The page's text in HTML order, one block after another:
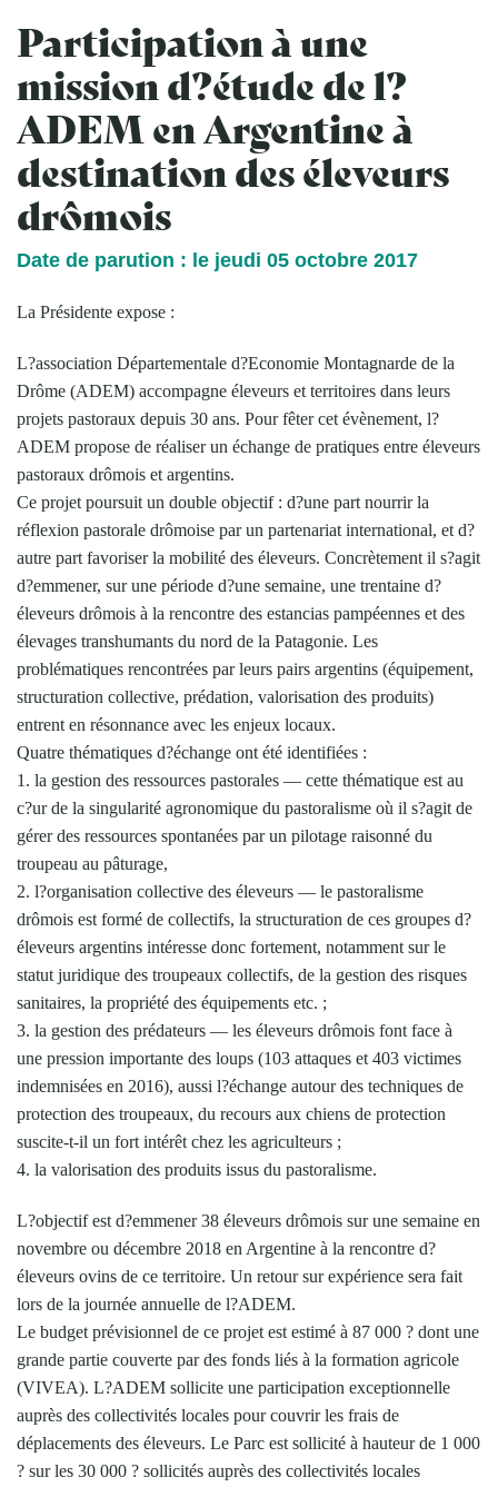
Participation à une
mission d?étude de l?
ADEM en Argentine à
destination des éleveurs
drômois
Date de parution : le jeudi 05 octobre 2017
La Présidente expose :
L?association Départementale d?Economie Montagnarde de la
Drôme (ADEM) accompagne éleveurs et territoires dans leurs
projets pastoraux depuis 30 ans. Pour fêter cet évènement, l?
ADEM propose de réaliser un échange de pratiques entre éleveurs
pastoraux drômois et argentins.
Ce projet poursuit un double objectif : d?une part nourrir la
réflexion pastorale drômoise par un partenariat international, et d?
autre part favoriser la mobilité des éleveurs. Concrètement il s?agit
d?emmener, sur une période d?une semaine, une trentaine d?
éleveurs drômois à la rencontre des estancias pampéennes et des
élevages transhumants du nord de la Patagonie. Les
problématiques rencontrées par leurs pairs argentins (équipement,
structuration collective, prédation, valorisation des produits)
entrent en résonnance avec les enjeux locaux.
Quatre thématiques d?échange ont été identifiées :
1. la gestion des ressources pastorales — cette thématique est au
c?ur de la singularité agronomique du pastoralisme où il s?agit de
gérer des ressources spontanées par un pilotage raisonné du
troupeau au pâturage,
2. l?organisation collective des éleveurs — le pastoralisme
drômois est formé de collectifs, la structuration de ces groupes d?
éleveurs argentins intéresse donc fortement, notamment sur le
statut juridique des troupeaux collectifs, de la gestion des risques
sanitaires, la propriété des équipements etc. ;
3. la gestion des prédateurs — les éleveurs drômois font face à
une pression importante des loups (103 attaques et 403 victimes
indemnisées en 2016), aussi l?échange autour des techniques de
protection des troupeaux, du recours aux chiens de protection
suscite-t-il un fort intérêt chez les agriculteurs ;
4. la valorisation des produits issus du pastoralisme.
L?objectif est d?emmener 38 éleveurs drômois sur une semaine en
novembre ou décembre 2018 en Argentine à la rencontre d?
éleveurs ovins de ce territoire. Un retour sur expérience sera fait
lors de la journée annuelle de l?ADEM.
Le budget prévisionnel de ce projet est estimé à 87 000 ? dont une
grande partie couverte par des fonds liés à la formation agricole
(VIVEA). L?ADEM sollicite une participation exceptionnelle
auprès des collectivités locales pour couvrir les frais de
déplacements des éleveurs. Le Parc est sollicité à hauteur de 1 000
? sur les 30 000 ? sollicités auprès des collectivités locales